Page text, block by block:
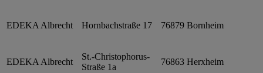
EDEKA Albrecht Hornbachstraße 17 76879 Bornheim
EDEKA Albrecht
St.-Christophorus-
Straße 1a
76863 Herxheim